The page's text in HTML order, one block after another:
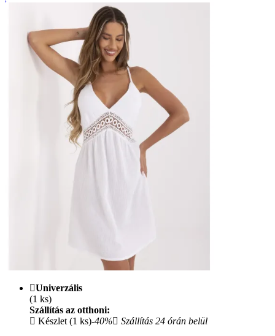
Univerzális
(1 ks)
Szállítás az otthoni:
Készlet (1 ks)-40%
Szállítás 24 órán belül